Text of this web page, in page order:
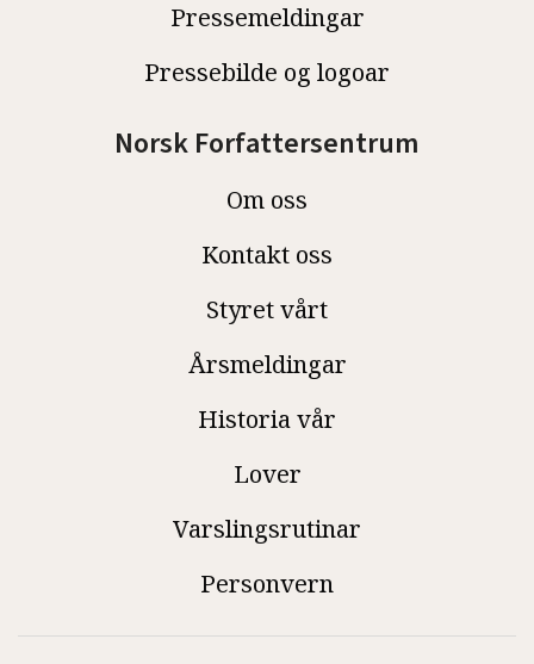
Pressemeldingar
Pressebilde og logoar
Norsk Forfattersentrum
Om oss
Kontakt oss
Styret vårt
Årsmeldingar
Historia vår
Lover
Varslingsrutinar
Personvern